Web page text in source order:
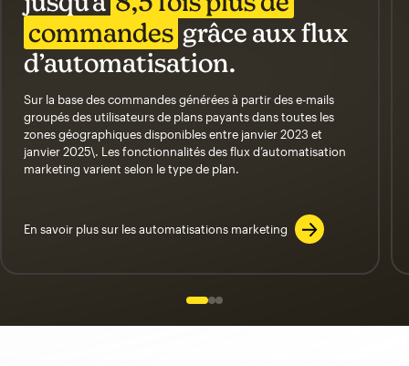
commandes grâce aux flux
d’automatisation.
Sur la base des commandes générées à partir des e-mails
groupés des utilisateurs de plans payants dans toutes les
zones géographiques disponibles entre janvier 2023 et
janvier 2025\. Les fonctionnalités des flux d’automatisation
marketing varient selon le type de plan.
En savoir plus sur les automatisations marketing
Slide 1 of 3
Go to slide 2 of 3
Go to slide 3 of 3